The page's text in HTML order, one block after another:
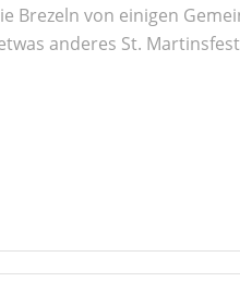
Brezeln von einigen
anderes St.